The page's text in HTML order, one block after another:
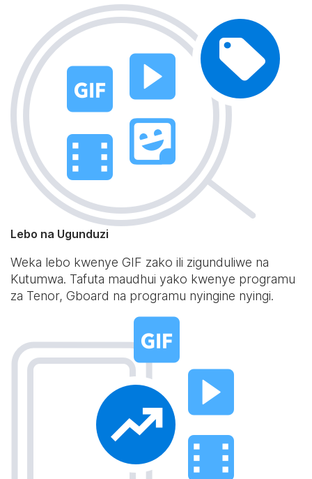
Lebo na Ugunduzi
Weka lebo kwenye GIF zako ili zigunduliwe na
Kutumwa. Tafuta maudhui yako kwenye programu
za Tenor, Gboard na programu nyingine nyingi.